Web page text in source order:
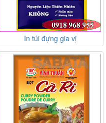
In túi đựng gia vị